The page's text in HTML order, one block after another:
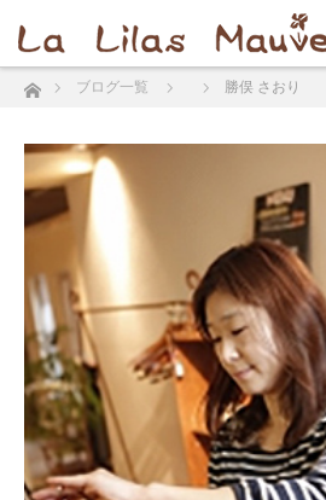
ホームブログ一覧 勝俣 さおり